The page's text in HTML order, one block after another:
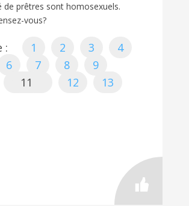
de prêtres sont homosexuels.
vous?
: 1 2 3
4
6 7 8
9
11 12
13